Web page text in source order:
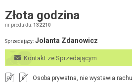
Złota godzina
nr produktu: 132210
Sprzedający: Jolanta Zdanowicz
Kontakt ze Sprzedającym
FV R Osoba prywatna, nie wystawia